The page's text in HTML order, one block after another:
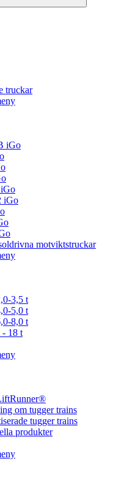
truckar
iGo
iGo
motviktstruckar
3,5 t
5,0 t
8,0 t
18 t
om tugger trains
tugger trains
produkter